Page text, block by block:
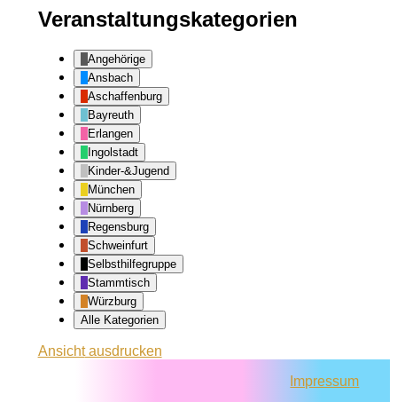
Veranstaltungskategorien
Angehörige
Ansbach
Aschaffenburg
Bayreuth
Erlangen
Ingolstadt
Kinder-&Jugend
München
Nürnberg
Regensburg
Schweinfurt
Selbsthilfegruppe
Stammtisch
Würzburg
Alle Kategorien
Ansichtausdrucken
Impressum